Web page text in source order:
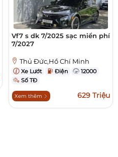
Vf7 s dk 7/2025 sạc miển phí
7/2027
Thủ Đức,Hồ Chí Minh
Xe Lướt Điện
12000
Số TĐ
Xem thêm 629 Triệu